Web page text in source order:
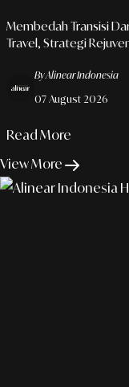
Membedah Transisi
Travel, Strategi
By Alinear Indonesia
07 August 2026
Read More
View More